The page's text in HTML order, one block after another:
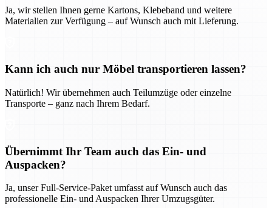
Ja, wir stellen Ihnen gerne Kartons, Klebeband und weitere
Materialien zur Verfügung – auf Wunsch auch mit Lieferung.
Kann ich auch nur Möbel transportieren lassen?
Natürlich! Wir übernehmen auch Teilumzüge oder einzelne
Transporte – ganz nach Ihrem Bedarf.
Übernimmt Ihr Team auch das Ein- und
Auspacken?
Ja, unser Full-Service-Paket umfasst auf Wunsch auch das
professionelle Ein- und Auspacken Ihrer Umzugsgüter.